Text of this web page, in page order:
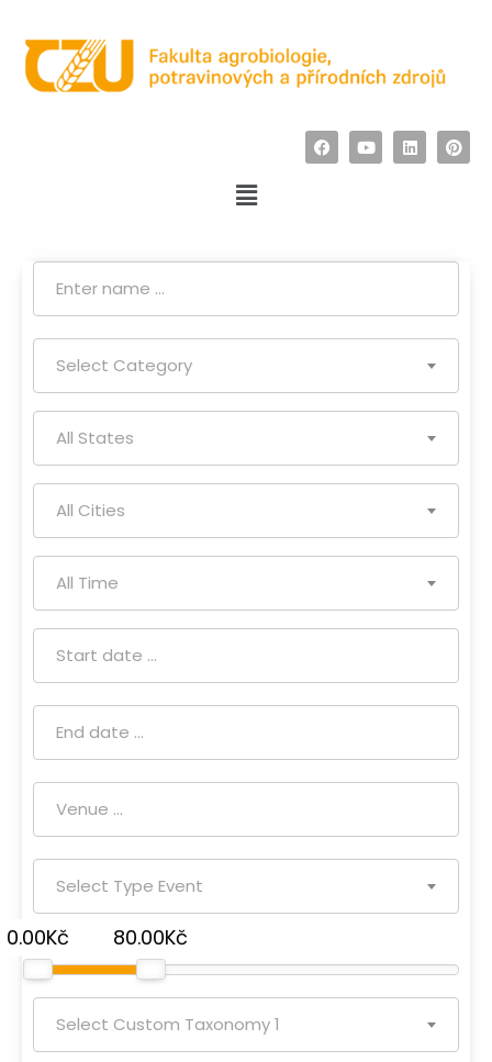
Select Category
All States
All Cities
All Time
Select Type Event
0.00Kč 80.00Kč
Select Custom Taxonomy 1